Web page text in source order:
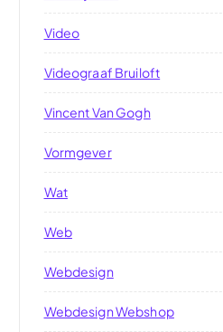
Video
Videograaf Bruiloft
Vincent Van Gogh
Vormgever
Wat
Web
Webdesign
Webdesign Webshop